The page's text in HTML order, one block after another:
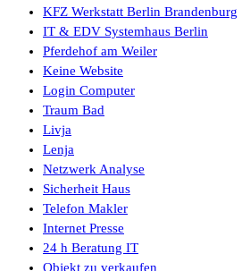
KFZ Werkstatt Berlin Brandenburg
IT & EDV Systemhaus Berlin
Pferdehof am Weiler
Keine Website
Login Computer
Traum Bad
Livja
Lenja
Netzwerk Analyse
Sicherheit Haus
Telefon Makler
Internet Presse
24 h Beratung IT
Objekt zu verkaufen